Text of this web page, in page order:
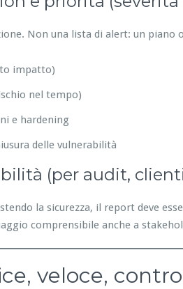
Non una lista di alert: un
impatto)
nel tempo)
e hardening
delle vulnerabilità
(per audit,
la sicurezza, il report deve
comprensibile anche a
veloce,